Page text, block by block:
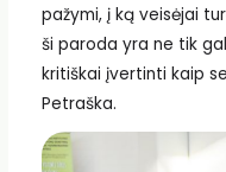
pažymi, į ką veisėjai
ši paroda yra ne tik
kritiškai įvertinti kaip
Petraška.